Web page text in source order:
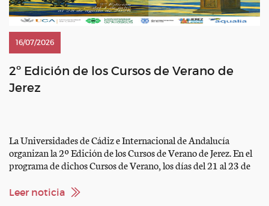
16/07/2026
2º Edición de los Cursos de Verano de
Jerez
La Universidades de Cádiz e Internacional de Andalucía
organizan la 2º Edición de los Cursos de Verano de Jerez. En el
programa de dichos Cursos de Verano, los días del 21 al 23 de
BIENESTAR ANIMAL DEL CABALLO DE PURA RAZA
Leer noticia